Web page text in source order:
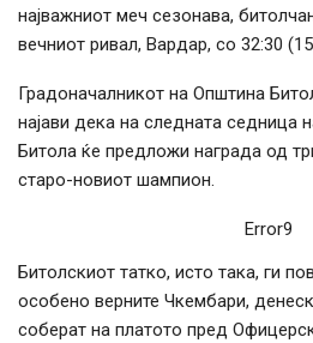
најважниот меч сезонава,
вечниот ривал, Вардар, со 32:30
Градоначалникот на Општина
најави дека на следната седница
Битола ќе предложи награда од
старо-новиот шампион.
Error9
Битолскиот татко, исто така, ги
особено верните Чкембари,
соберат на платото пред